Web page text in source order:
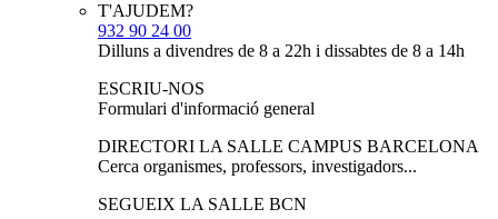
T'AJUDEM?
932 90 24 00
Dilluns a divendres de 8 a 22h i dissabtes de 8 a 14h
ESCRIU-NOS
Formulari d'informació general
DIRECTORI LA SALLE CAMPUS BARCELONA
Cerca organismes, professors, investigadors...
SEGUEIX LA SALLE BCN